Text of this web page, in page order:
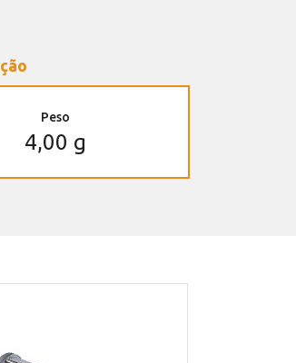
Peso
4,00 g